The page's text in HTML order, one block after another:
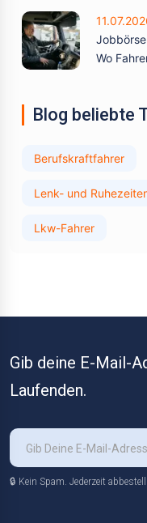
Wo
Blog beliebte
Berufskraftfahrer
Lenk- und
Lkw-Fahrer
Gib deine E-Mail-
Laufenden.
🔒 Kein Spam. Jederzeit